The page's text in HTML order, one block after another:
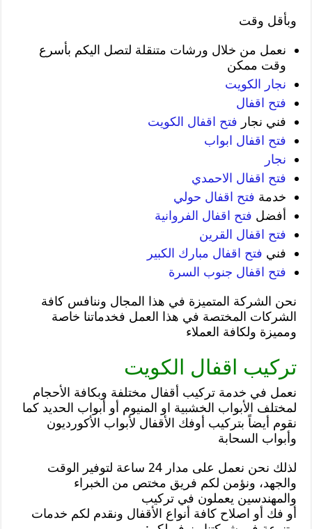
وبأقل وقت
نعمل من خلال ورشات متنقلة لتصل اليكم بأسرع
وقت ممكن
نجار الكويت
فتح اقفال
فني نجار فتح اقفال الكويت
فتح اقفال ابواب
نجار
فتح اقفال الاحمدي
خدمة فتح اقفال حولي
أفضل فتح اقفال الفروانية
فتح اقفال القرين
فني فتح اقفال مبارك الكبير
فتح اقفال جنوب السرة
نحن الشركة المتميزة في هذا المجال وننافس كافة
الشركات المختصة في هذا العمل فخدماتنا خاصة
ومميزة ولكافة العملاء
تركيب اقفال الكويت
نعمل في خدمة تركيب أقفال مختلفة وبكافة الأحجام
لمختلف الأبواب الخشبية او المنيوم أو أبواب الحديد كما
نقوم أيضاً بتركيب أوفك الأقفال لأبواب الأكورديون
وأبواب السحابة
لذلك نحن نعمل على مدار 24 ساعة لتوفير الوقت
والجهد، ونؤمن لكم فريق مختص من الخبراء
والمهندسين يعملون في تركيب
أو فك أو اصلاح كافة أنواع الأقفال ونقدم لكم خدمات